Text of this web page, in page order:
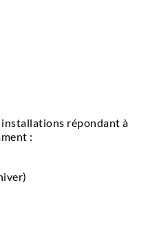
répondant à
: